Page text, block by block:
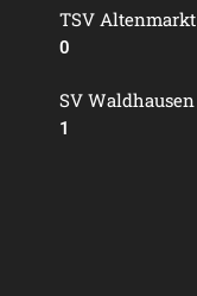
TSV Altenmarkt
0
SV Waldhausen
1